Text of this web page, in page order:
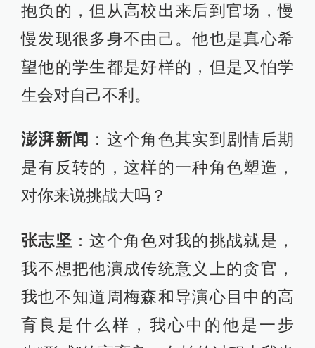
抱负的，但从高校出来后到官场，慢
慢发现很多身不由己。他也是真心希
望他的学生都是好样的，但是又怕学
生会对自己不利。
澎湃新闻 ：这个角色其实到剧情后期
是有反转的，这样的一种角色塑造，
对你来说挑战大吗？
张志坚 ：这个角色对我的挑战就是，
我不想把他演成传统意义上的贪官，
我也不知道周梅森和导演心目中的高
育良是什么样，我心中的他是一步